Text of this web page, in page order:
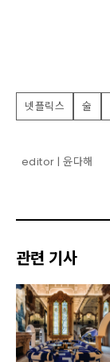
넷플릭스 술
editor | 윤다해
관련 기사